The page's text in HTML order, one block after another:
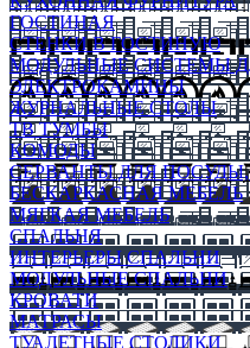
ГОСТИНАЯ
СТЕНКИ В ГОСТИНУЮ
МОДУЛЬНЫЕ СИСТЕМЫ
ЭЛЕКТРОКАМИНЫ
ЖУРНАЛЬНЫЕ СТОЛЫ
ТВ ТУМБЫ
КОМОДЫ
СЕРВАНТЫ ДЛЯ
БЕСКАРКАСНАЯ МЕБЕЛЬ
МЯГКАЯ МЕБЕЛЬ
СПАЛЬНЯ
ИНТЕРЬЕРЫ СПАЛЬНИ
МОДУЛЬНЫЕ СПАЛЬНИ
КРОВАТИ
МАТРАСЫ
ТУАЛЕТНЫЕ СТОЛИКИ